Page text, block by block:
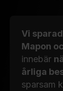
Vi
Mapon
innebär
årliga
sparsam